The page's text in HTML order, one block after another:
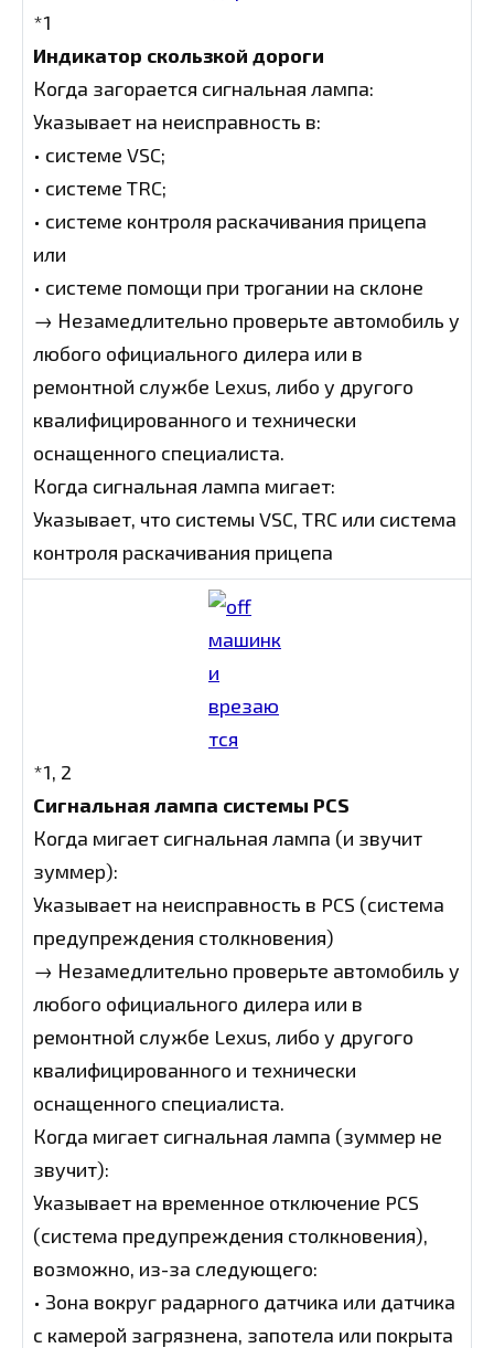
*1
Индикатор скользкой дороги
Когда загорается сигнальная лампа:
Указывает на неисправность в:
• системе VSC;
• системе TRC;
• системе контроля раскачивания прицепа
или
• системе помощи при трогании на склоне
→ Незамедлительно проверьте автомобиль у
любого официального дилера или в
ремонтной службе Lexus, либо у другого
квалифицированного и технически
оснащенного специалиста.
Когда сигнальная лампа мигает:
Указывает, что системы VSC, TRC или система
контроля раскачивания прицепа
*1, 2
Сигнальная лампа системы PCS
Когда мигает сигнальная лампа (и звучит
зуммер):
Указывает на неисправность в PCS (система
предупреждения столкновения)
→ Незамедлительно проверьте автомобиль у
любого официального дилера или в
ремонтной службе Lexus, либо у другого
квалифицированного и технически
оснащенного специалиста.
Когда мигает сигнальная лампа (зуммер не
звучит):
Указывает на временное отключение PCS
(система предупреждения столкновения),
возможно, из-за следующего:
• Зона вокруг радарного датчика или датчика
с камерой загрязнена, запотела или покрыта